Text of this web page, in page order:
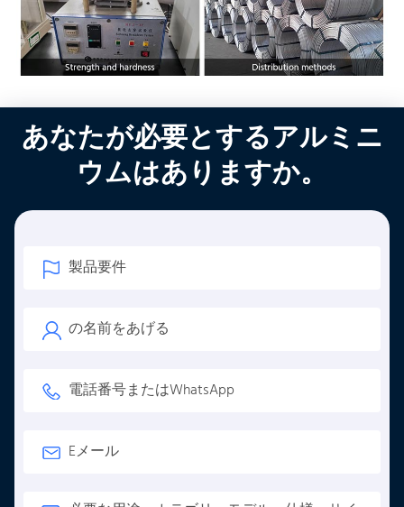
あなたが必要とするアルミニ
ウムはありますか。